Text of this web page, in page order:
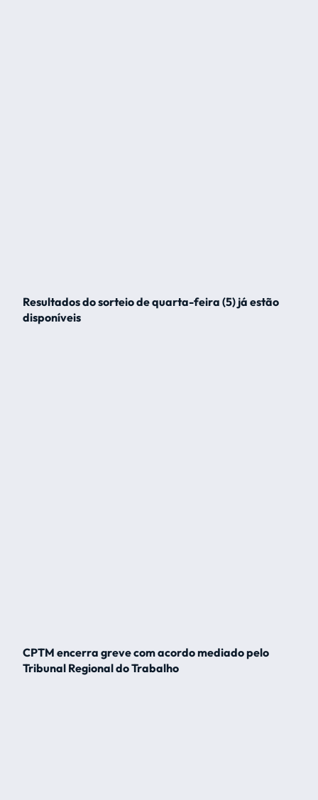
Resultados do sorteio de quarta-feira (5) já estão
disponíveis
CPTM encerra greve com acordo mediado pelo
Tribunal Regional do Trabalho